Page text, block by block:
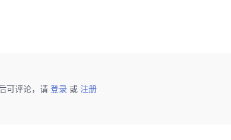
可评论，请 登录 或 注册